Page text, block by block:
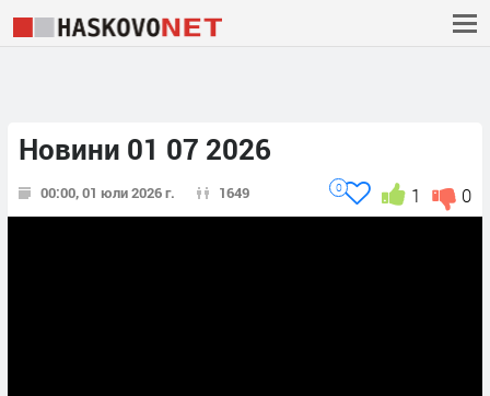
Новини 01 07 2026
00:00, 01 юли 2026 г. 1649 0
1
0